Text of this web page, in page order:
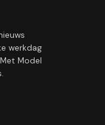
werkdag
Model